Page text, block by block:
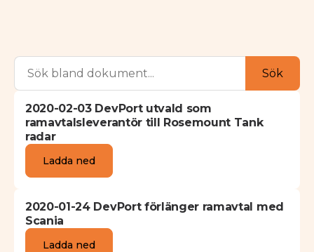
Sök
2020-02-03 DevPort utvald som
ramavtalsleverantör till Rosemount Tank
radar
Ladda ned
2020-01-24 DevPort förlänger ramavtal med
Scania
Ladda ned